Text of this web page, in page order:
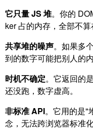
它只量 JS 堆。你的
ker 占的内存，全部不算
共享堆的噪声。如果多
到的数字可能把别人的
时机不确定。它返回的
还没跑，数字虚高。
非标准 API。它用的是"
念，无法跨浏览器标准化